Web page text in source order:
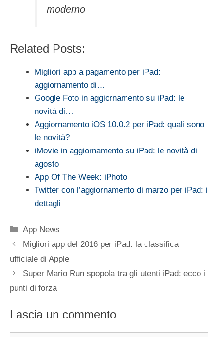
moderno
Related Posts:
Migliori app a pagamento per iPad:
aggiornamento di…
Google Foto in aggiornamento su iPad: le
novità di…
Aggiornamento iOS 10.0.2 per iPad: quali sono
le novità?
iMovie in aggiornamento su iPad: le novità di
agosto
App Of The Week: iPhoto
Twitter con l’aggiornamento di marzo per iPad: i
dettagli
Categorie
App News
Migliori app del 2016 per iPad: la classifica
ufficiale di Apple
Super Mario Run spopola tra gli utenti iPad: ecco i
punti di forza
Lascia un commento